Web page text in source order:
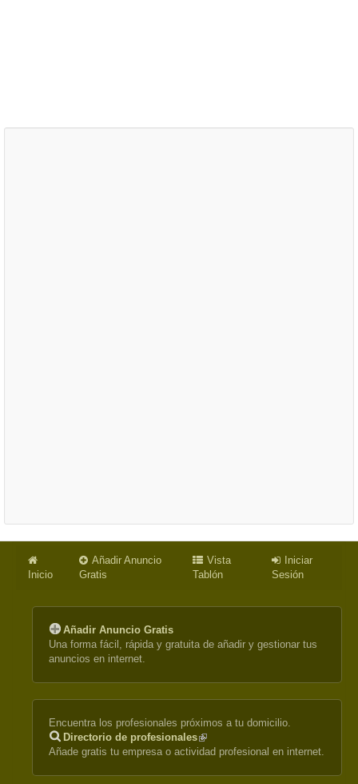
Inicio
Añadir Anuncio
Gratis
Vista
Tablón
Iniciar
Sesión
Añadir Anuncio Gratis
Una forma fácil, rápida y gratuita de añadir y gestionar tus
anuncios en internet.
Encuentra los profesionales próximos a tu domicilio.
Directorio de profesionales(link
is
Añade gratis tu empresa o actividad profesional en internet.